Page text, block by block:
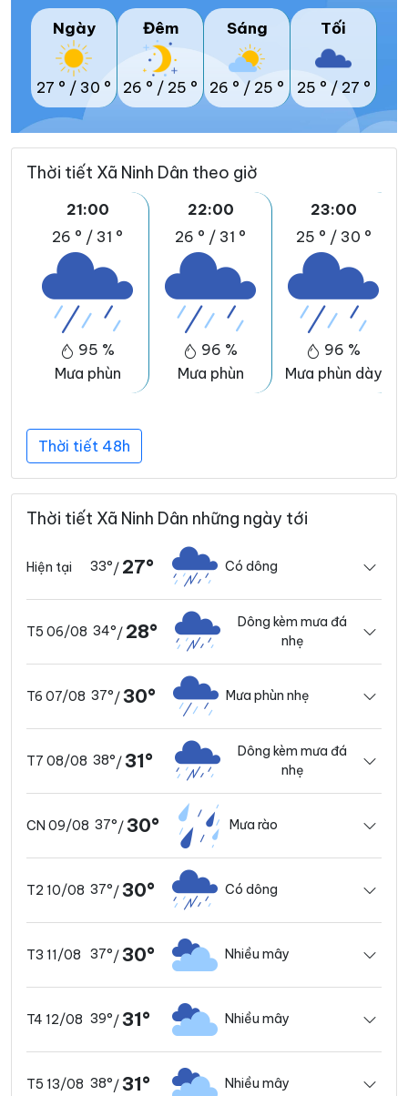
Ngày
27 ° / 30 °
Đêm
26 ° / 25 °
Sáng
26 ° / 25 °
Tối
25 ° / 27 °
Thời tiết Xã Ninh Dân theo giờ
21:00
26 ° / 31 °
95 %
Mưa phùn
22:00
26 ° / 31 °
96 %
Mưa phùn
23:00
25 ° / 30 °
96 %
Mưa phùn dày
Thời tiết 48h
Thời tiết Xã Ninh Dân những ngày tới
Hiện tại 33°/ 27° Có dông
T5 06/08 34°/ 28°
Dông kèm mưa đá
nhẹ
T6 07/08 37°/30° Mưa phùn nhẹ
T7 08/08 38°/31°
Dông kèm mưa đá
nhẹ
CN 09/08 37°/30° Mưa rào
T2 10/08 37°/30° Có dông
T3 11/08 37°/30° Nhiều mây
T4 12/08 39°/31° Nhiều mây
T5 13/08 38°/31° Nhiều mây